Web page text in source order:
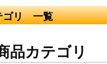
ゴリ 一覧
品カテゴリ